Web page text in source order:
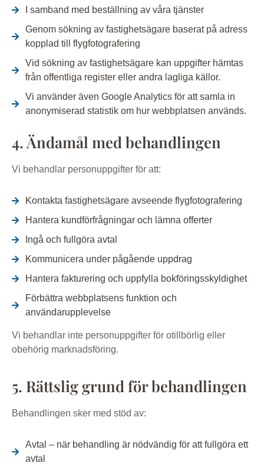
I samband med beställning av våra tjänster
Genom sökning av fastighetsägare baserat på adress
kopplad till flygfotografering
Vid sökning av fastighetsägare kan uppgifter hämtas
från offentliga register eller andra lagliga källor.
Vi använder även Google Analytics för att samla in
anonymiserad statistik om hur webbplatsen används.
4. Ändamål med behandlingen
Vi behandlar personuppgifter för att:
Kontakta fastighetsägare avseende flygfotografering
Hantera kundförfrågningar och lämna offerter
Ingå och fullgöra avtal
Kommunicera under pågående uppdrag
Hantera fakturering och uppfylla bokföringsskyldighet
Förbättra webbplatsens funktion och
användarupplevelse
Vi behandlar inte personuppgifter för otillbörlig eller
obehörig marknadsföring.
5. Rättslig grund för behandlingen
Behandlingen sker med stöd av:
Avtal – när behandling är nödvändig för att fullgöra ett
avtal